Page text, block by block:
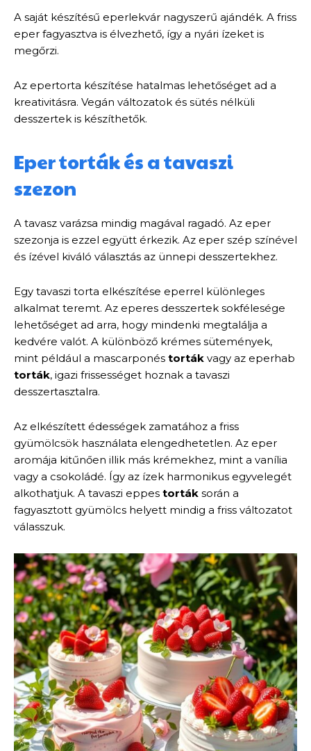
A saját készítésű eperlekvár nagyszerű ajándék. A friss
eper fagyasztva is élvezhető, így a nyári ízeket is
megőrzi.
Az epertorta készítése hatalmas lehetőséget ad a
kreativitásra. Vegán változatok és sütés nélküli
desszertek is készíthetők.
Eper torták és a tavaszi
szezon
A tavasz varázsa mindig magával ragadó. Az eper
szezonja is ezzel együtt érkezik. Az eper szép színével
és ízével kiváló választás az ünnepi desszertekhez.
Egy tavaszi torta elkészítése eperrel különleges
alkalmat teremt. Az eperes desszertek sokfélesége
lehetőséget ad arra, hogy mindenki megtalálja a
kedvére valót. A különböző krémes sütemények,
mint például a mascarponés torták vagy az eperhab
torták, igazi frissességet hoznak a tavaszi
desszertasztalra.
Az elkészített édességek zamatához a friss
gyümölcsök használata elengedhetetlen. Az eper
aromája kitűnően illik más krémekhez, mint a vanília
vagy a csokoládé. Így az ízek harmonikus egyvelegét
alkothatjuk. A tavaszi еpреs torták során a
fagyasztott gyümölcs helyett mindig a friss változatot
válasszuk.